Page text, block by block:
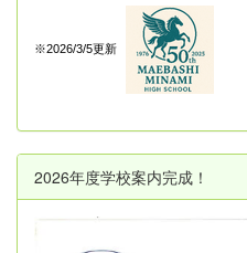
※2026/3/5更新
2026年度学校案内完成！